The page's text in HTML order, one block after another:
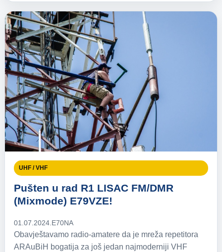
UHF / VHF
Pušten u rad R1 LISAC FM/DMR
(Mixmode) E79VZE!
01.07.2024.E70NA
Obavještavamo radio-amatere da je mreža repetitora
ARAuBiH bogatija za još jedan najmoderniji VHF